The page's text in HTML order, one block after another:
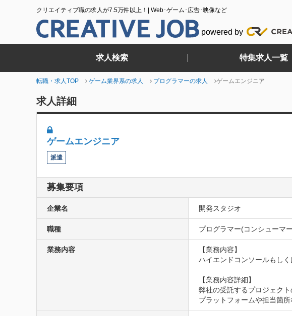
クリエイティブ職の求人が7.5万件以上！| Web･ゲーム･広告･映像など
powered by
求人検索 特集求人一覧
転職・求人TOP ゲーム業界系の求人 プログラマーの求人 ゲームエンジニア
求人詳細
ゲームエンジニア
派遣
募集要項
企業名 開発スタジオ
職種 プログラマー(コンシューマ
業務内容
【業務内容】
ハイエンドコンソールもし
【業務内容詳細】
弊社の受託するプロジェク
プラットフォームや担当箇